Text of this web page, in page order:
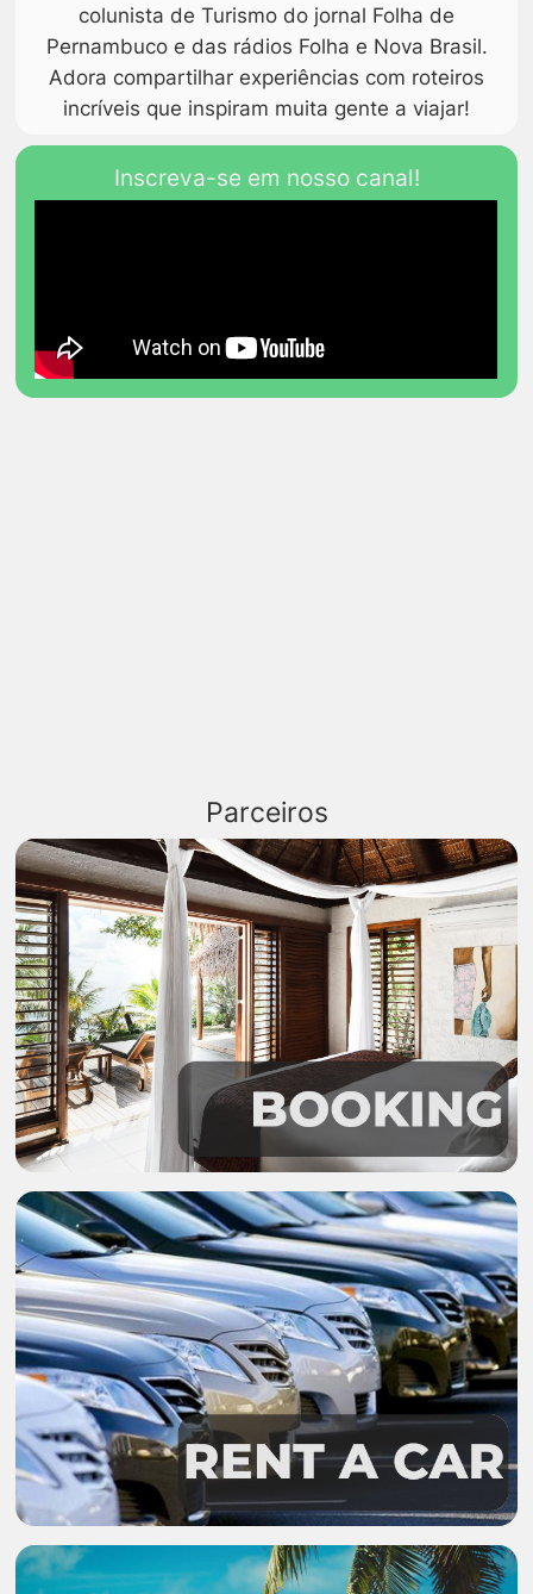
colunista de Turismo do jornal Folha de
Pernambuco e das rádios Folha e Nova Brasil.
Adora compartilhar experiências com roteiros
incríveis que inspiram muita gente a viajar!
Inscreva-se em nosso canal!
Parceiros